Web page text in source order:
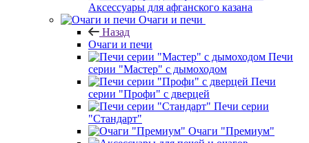
Аксессуары для афганского казана
Очаги и печи
Назад
Очаги и печи
Печи
серии "Мастер" с дымоходом
Печи
серии "Профи" с дверцей
Печи серии
"Стандарт"
Очаги "Премиум"